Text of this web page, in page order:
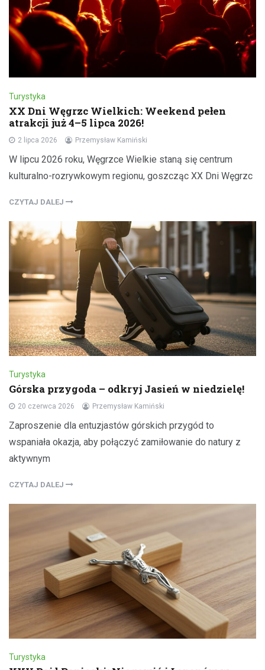
Turystyka
XX Dni Węgrzc Wielkich: Weekend pełen
atrakcji już 4–5 lipca 2026!
2 lipca 2026 Przemysław Kamiński
W lipcu 2026 roku, Węgrzce Wielkie staną się centrum
kulturalno-rozrywkowym regionu, goszcząc XX Dni Węgrzc
CZYTAJ DALEJ
Turystyka
Górska przygoda – odkryj Jasień w niedzielę!
20 czerwca 2026 Przemysław Kamiński
Zaproszenie dla entuzjastów górskich przygód to
wspaniała okazja, aby połączyć zamiłowanie do natury z
aktywnym
CZYTAJ DALEJ
Turystyka